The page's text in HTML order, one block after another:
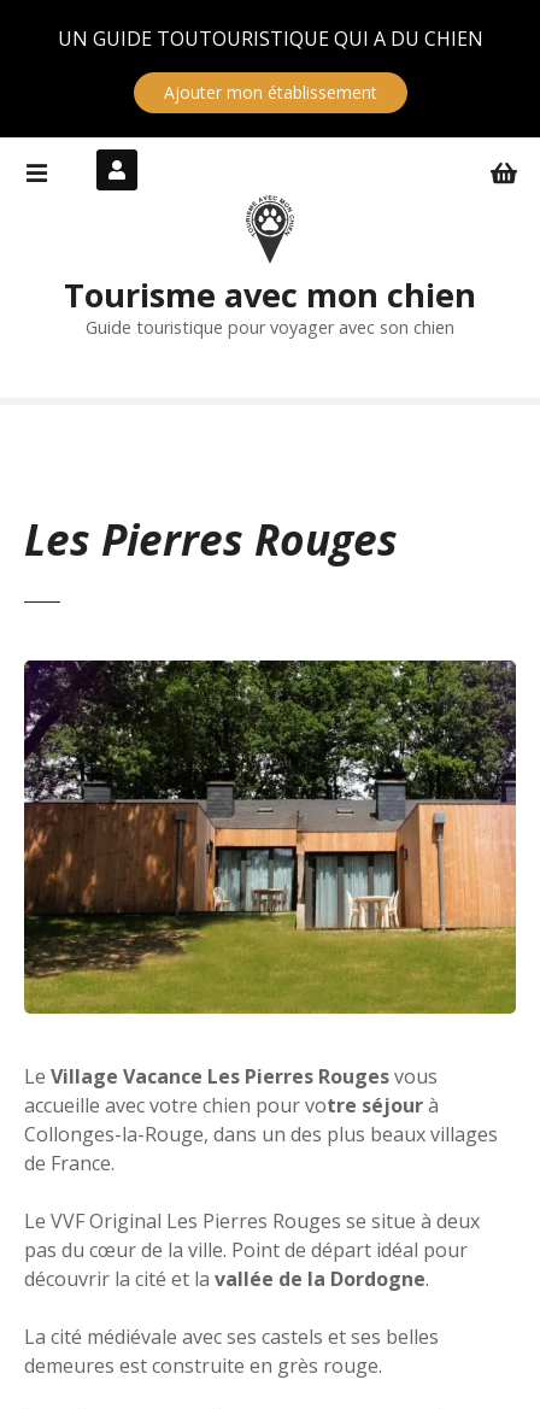
UN GUIDE TOUTOURISTIQUE QUI A DU CHIEN
Ajouter mon établissement
Tourisme avec mon chien
Guide touristique pour voyager avec son chien
Les Pierres Rouges
Le Village Vacance Les Pierres Rougesvous
accueille avec votre chien pour votre séjourà
Collonges-la-Rouge, dans un des plus beaux villages
de France.
Le VVF Original Les Pierres Rouges se situe à deux
pas du cœur de la ville. Point de départ idéal pour
découvrir la cité et la vallée de la Dordogne.
La cité médiévale avec ses castels et ses belles
demeures est construite en grès rouge.